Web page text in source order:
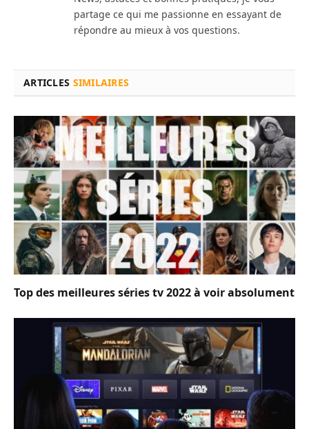
partage ce qui me passionne en essayant de
répondre au mieux à vos questions.
ARTICLES SIMILAIRES
Top des meilleures séries tv 2022 à voir absolument